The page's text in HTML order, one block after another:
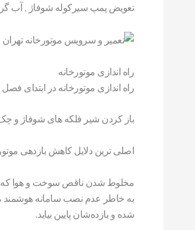
تعویض پمپ سیرکوله شوفاژ , آب
راه اندازی موتورخانه
راه اندازی موتورخانه در ابتدای
باز کردن شیر فلکه های شوفاژ و
اصلی ترین دلایل کاهش بازدهی
مخلوط شدن ناقص سوخت و هوا كه
به خاطر عدم نصب سامانه هوشمند
شده و بازده‌شان پايين بيايد.